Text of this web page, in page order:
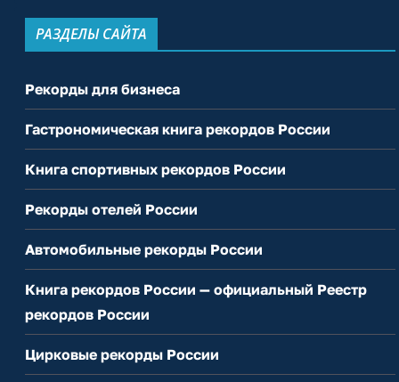
РАЗДЕЛЫ САЙТА
Рекорды для бизнеса
Гастрономическая книга рекордов России
Книга спортивных рекордов России
Рекорды отелей России
Автомобильные рекорды России
Книга рекордов России — официальный Реестр
рекордов России
Цирковые рекорды России